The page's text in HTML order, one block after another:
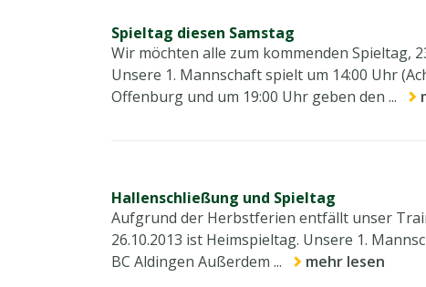
Spieltag diesen Samstag
Wir möchten alle zum kommenden Spieltag,
Unsere 1. Mannschaft spielt um 14:00 Uhr
Offenburg und um 19:00 Uhr geben den ...
Hallenschließung und Spieltag
Aufgrund der Herbstferien entfällt unser
26.10.2013 ist Heimspieltag. Unsere 1.
BC Aldingen Außerdem ...
mehr lesen